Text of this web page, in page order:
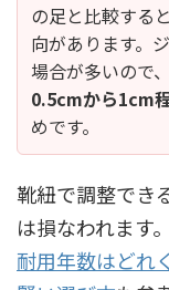
の足と比較すると
向があります。
場合が多いので
0.5cmから1cm
めです。
靴紐で調整でき
は損なわれます
耐用年数はどれ